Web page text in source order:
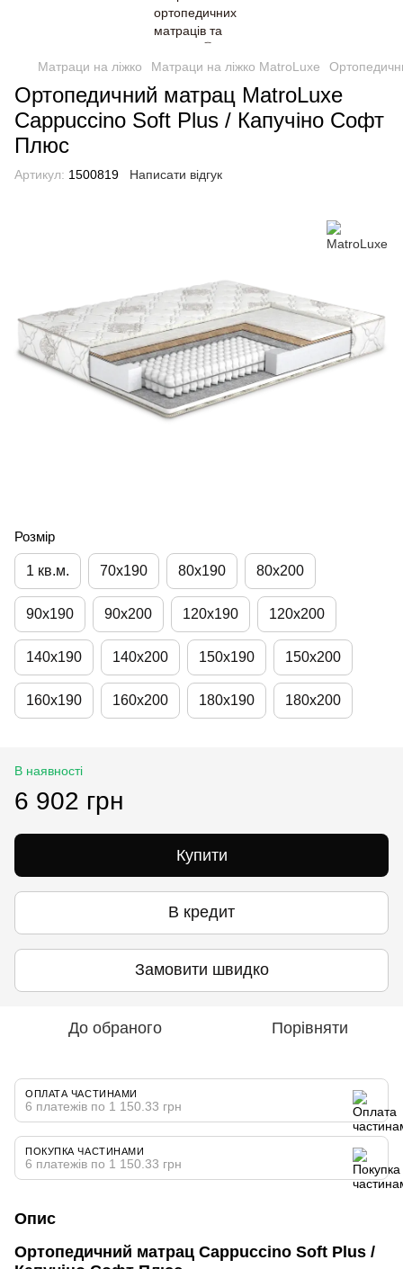
Матраци на ліжко Матраци на ліжко MatroLuxe
Ортопедичний матрац MatroLuxe
Cappuccino Soft Plus / Капучіно Софт
Плюс
Артикул: 1500819 Написати відгук
Розмір
1 кв.м. 70х190 80х190 80х200
90х190 90х200 120х190 120х200
140х190 140х200 150х190 150х200
160х190 160х200 180х190 180х200
В наявності
6 902 грн
Купити
В кредит
Замовити швидко
До обраного Порівняти
ОПЛАТА ЧАСТИНАМИ
6 платежів по 1 150.33 грн
ПОКУПКА ЧАСТИНАМИ
6 платежів по 1 150.33 грн
Опис
Ортопедичний матрац Cappuccino Soft Plus /